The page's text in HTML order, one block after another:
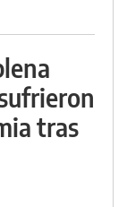
tras